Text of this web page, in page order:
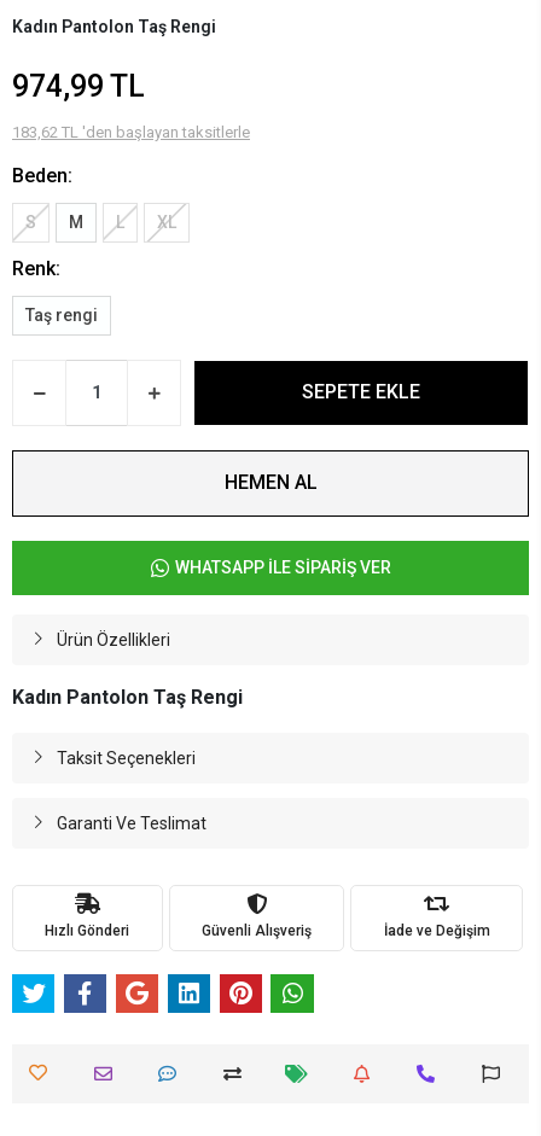
Kadın Pantolon Taş Rengi
974,99 TL
183,62 TL 'den başlayan taksitlerle
Beden:
S M L XL
Renk:
Taş rengi
SEPETE EKLE
HEMEN AL
WHATSAPP İLE SİPARİŞ VER
Ürün Özellikleri
Kadın Pantolon Taş Rengi
Taksit Seçenekleri
Garanti Ve Teslimat
Hızlı Gönderi Güvenli Alışveriş İade ve Değişim